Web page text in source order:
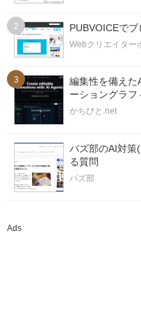
PUBVOICEで
Webクリエイター
編集性を備えた
ーショングラフ
かちびと.net
バズ部のAI対策
る質問
バズ部
Ads